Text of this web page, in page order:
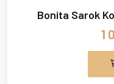
Bonita Sarok
1